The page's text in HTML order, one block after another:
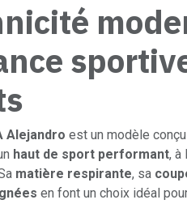
Alejandro est un modèle
haut de sport performant, à
matière respirante, sa
en font un choix idéal